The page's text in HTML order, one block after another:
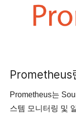
Prometheus
Prometheus는
스템 모니터링 및